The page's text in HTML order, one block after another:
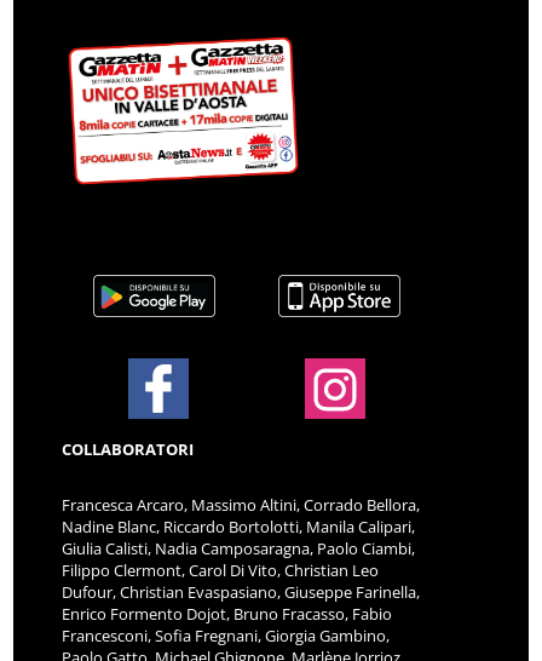
COLLABORATORI
Francesca Arcaro, Massimo Altini, Corrado Bellora,
Nadine Blanc, Riccardo Bortolotti, Manila Calipari,
Giulia Calisti, Nadia Camposaragna, Paolo Ciambi,
Filippo Clermont, Carol Di Vito, Christian Leo
Dufour, Christian Evaspasiano, Giuseppe Farinella,
Enrico Formento Dojot, Bruno Fracasso, Fabio
Francesconi, Sofia Fregnani, Giorgia Gambino,